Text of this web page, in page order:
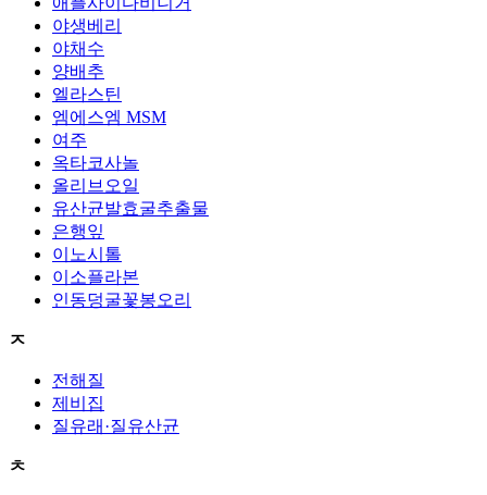
야생베리
야채수
양배추
엘라스틴
엠에스엠 MSM
여주
옥타코사놀
올리브오일
유산균발효굴추출물
은행잎
이노시톨
이소플라본
인동덩굴꽃봉오리
ㅈ
전해질
제비집
질유래·질유산균
ㅊ